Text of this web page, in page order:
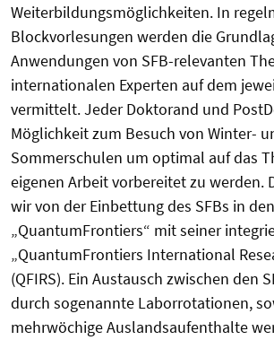
Weiterbildungsmöglichkeiten. In
Blockvorlesungen werden die
Anwendungen von SFB-relevanten
internationalen Experten auf dem
vermittelt. Jeder Doktorand und
Möglichkeit zum Besuch von Winter-
Sommerschulen um optimal auf das
eigenen Arbeit vorbereitet zu werden.
wir von der Einbettung des SFBs in
„QuantumFrontiers“ mit seiner
„QuantumFrontiers International
(QFIRS). Ein Austausch zwischen den
durch sogenannte Laborrotationen,
mehrwöchige Auslandsaufenthalte